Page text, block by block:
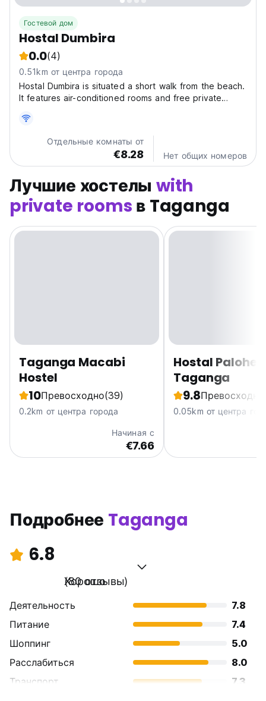
Гостевой дом
Hostal Dumbira
0.0(4)
0.51km от центра города
Hostal Dumbira is situated a short walk from the beach.
It features air-conditioned rooms and free private
restaurant. Our reception is open 24 hours. Free WiFi is
available here with us. Hostal Dumbira is located...
Отдельные комнаты от
€8.28 Нет общих номеров
Лучшие хостелыwith
private rooms в Taganga
Taganga Macabi
Hostel
10Превосходно(39)
0.2km от центра города
Начиная с
€7.66
Hostal Palohe
Taganga
9.8Превосходно
0.05km от центра
Подробнее Taganga
6.8
Хорошо
(80 отзывы)
Деятельность
7.8
Питание
7.4
Шоппинг
5.0
Расслабиться
8.0
Транспорт
7.3